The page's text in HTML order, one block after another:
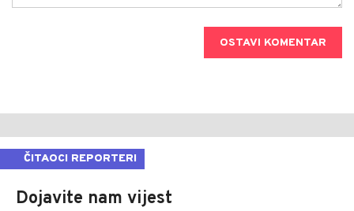
OSTAVI KOMENTAR
ČITAOCI REPORTERI
Dojavite nam vijest